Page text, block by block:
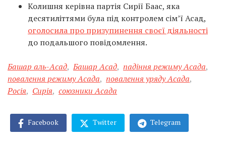
Колишня керівна партія Сирії Баас, яка
десятиліттями була під контролем сім’ї Асад,
оголосила про призупинення своєї діяльності
до подальшого повідомлення.
Башар аль-Асад, Башар Асад, падіння режиму Асада,
повалення режиму Асада, повалення уряду Асада,
Росія, Сирія, союзники Асада
Facebook Twitter Telegram